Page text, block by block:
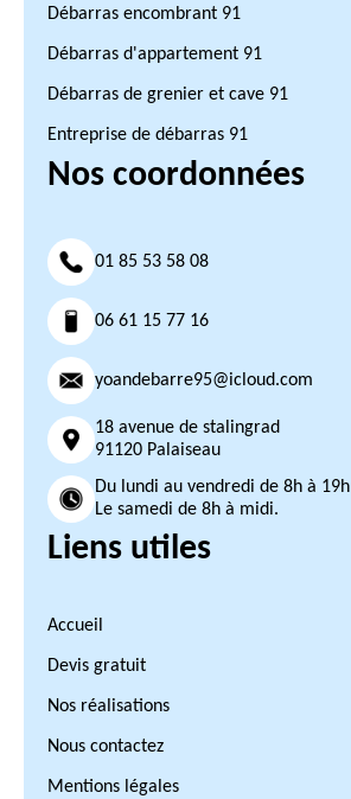
Débarras encombrant 91
Débarras d'appartement 91
Débarras de grenier et cave 91
Entreprise de débarras 91
Nos coordonnées
01 85 53 58 08
06 61 15 77 16
yoandebarre95@icloud.com
18 avenue de stalingrad
91120 Palaiseau
Du lundi au vendredi de 8h à 19h
Le samedi de 8h à midi.
Liens utiles
Accueil
Devis gratuit
Nos réalisations
Nous contactez
Mentions légales